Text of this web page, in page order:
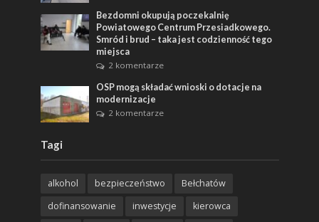
Bezdomni okupują poczekalnię
Powiatowego Centrum Przesiadkowego.
Smród i brud – taka jest codzienność tego
miejsca
2 komentarze
OSP mogą składać wnioski o dotacje na
modernizacje
2 komentarze
Tagi
alkohol bezpieczeństwo
Bełchatów
dofinansowanie
inwestycje
kierowca